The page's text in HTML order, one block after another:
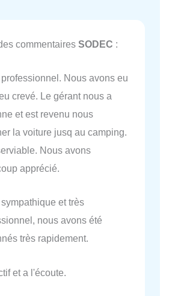
commentaires SODEC :
Nous avons eu
crevé. Le gérant nous a
et est revenu nous
la voiture jusq au camping.
Nous avons
apprécié.
et très
nous avons été
très rapidement.
et a l'écoute.